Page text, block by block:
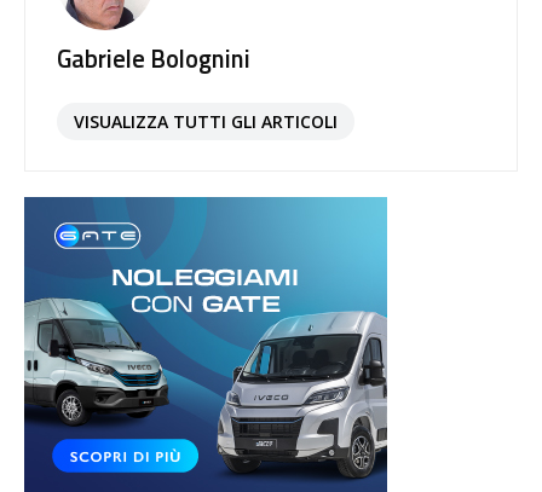
Gabriele Bolognini
VISUALIZZA TUTTI GLI ARTICOLI